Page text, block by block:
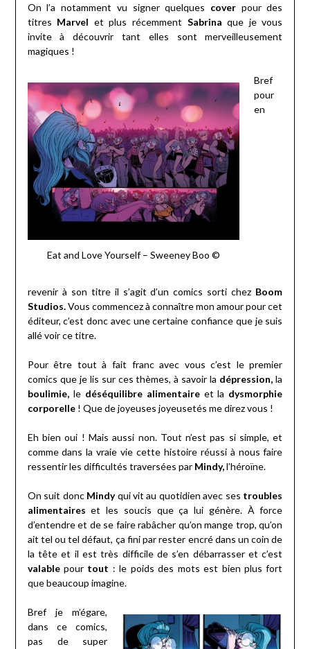
On l’a notamment vu signer quelques coverpour des
titres Marvel et plus récemment Sabrina que je vous
invite à découvrir tant elles sont merveilleusement
magiques !
Eat and Love Yourself – Sweeney Boo ©
Bref
pour
en
revenir à son titre il s’agit d’un comics sorti chez Boom
Studios.Vous commencez à connaître mon amour pour cet
éditeur, c’est donc avec une certaine confiance que je suis
allé voir ce titre.
Pour être tout à fait franc avec vous c’est le premier
comics que je lis sur ces thèmes, à savoir la dépression, la
boulimie,le déséquilibre alimentaireet la dysmorphie
corporelle! Que de joyeuses joyeusetés me direz vous !
Eh bien oui ! Mais aussi non. Tout n’est pas si simple, et
comme dans la vraie vie cette histoire réussi à nous faire
ressentir les difficultés traversées par Mindy,l’héroïne.
On suit donc Mindyqui vit au quotidien avec ses troubles
alimentaires et les soucis que ça lui génère. À force
d’entendre et de se faire rabâcher qu’on mange trop, qu’on
ait tel ou tel défaut, ça fini par rester encré dans un coin de
la tête et il est très difficile de s’en débarrasser et c’est
valablepour tout : le poids des mots est bien plus fort
que beaucoup imagine.
Bref je m’égare,
dans ce comics,
pas de super